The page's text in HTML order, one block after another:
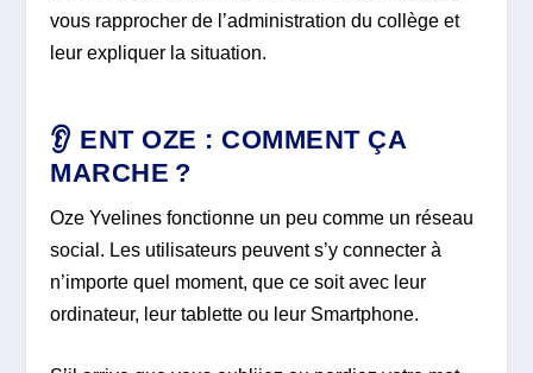
vous rapprocher de l’administration du collège et
leur expliquer la situation.
👂 ENT OZE : COMMENT ÇA
MARCHE ?
Oze Yvelines fonctionne un peu comme un réseau
social. Les utilisateurs peuvent s’y connecter à
n’importe quel moment, que ce soit avec leur
ordinateur, leur tablette ou leur Smartphone.